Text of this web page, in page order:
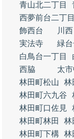
青山北二丁目
西夢前台二丁目
飾西台
川西
実法寺
緑台
白鳥台一丁目
西脇
太市
林田町松山
林
林田町六九谷
林田町口佐見
林田町林田
林
林田町下構 林